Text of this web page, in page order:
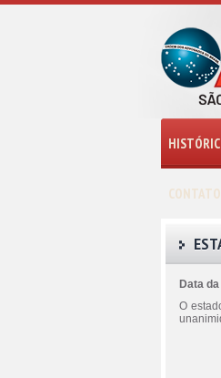
CONTATO
Data
O